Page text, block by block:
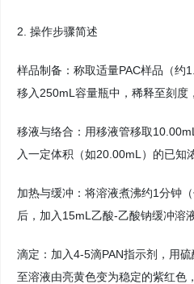
2. 操作步骤简述
样品制备：称取适量PAC样品（约
移入250mL容量瓶中，稀释至刻度
移液与络合：用移液管移取
入一定体积（如20.00mL）的已知
加热与缓冲：将溶液煮沸约1分钟
后，加入15mL乙酸-乙酸钠缓冲溶
滴定：加入4-5滴PAN指示剂，用
至溶液由亮黄色变为稳定的紫红色